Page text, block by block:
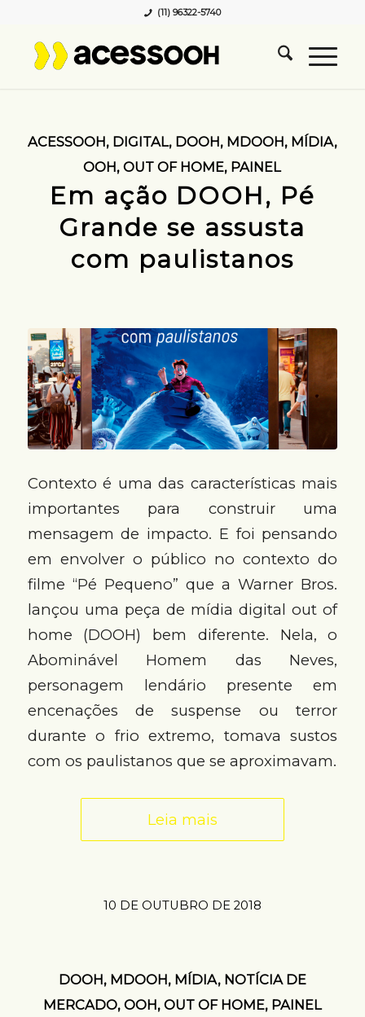
(11) 96322-5740
ACESSOOH, DIGITAL, DOOH, MDOOH, MÍDIA,
OOH,OUT OF HOME, PAINEL
Em ação DOOH, Pé
Grande se assusta
com paulistanos
Contexto é uma das características mais
importantes para construir uma
mensagem de impacto. E foi pensando
em envolver o público no contexto do
filme “Pé Pequeno” que a Warner Bros.
lançou uma peça de mídia digital out of
home (DOOH) bem diferente. Nela, o
Abominável Homem das Neves,
personagem lendário presente em
encenações de suspense ou terror
durante o frio extremo, tomava sustos
com os paulistanos que se aproximavam.
Leia mais
10 DE OUTUBRO DE 2018
DOOH, MDOOH, MÍDIA, NOTÍCIA DE
MERCADO, OOH, OUT OF HOME, PAINEL